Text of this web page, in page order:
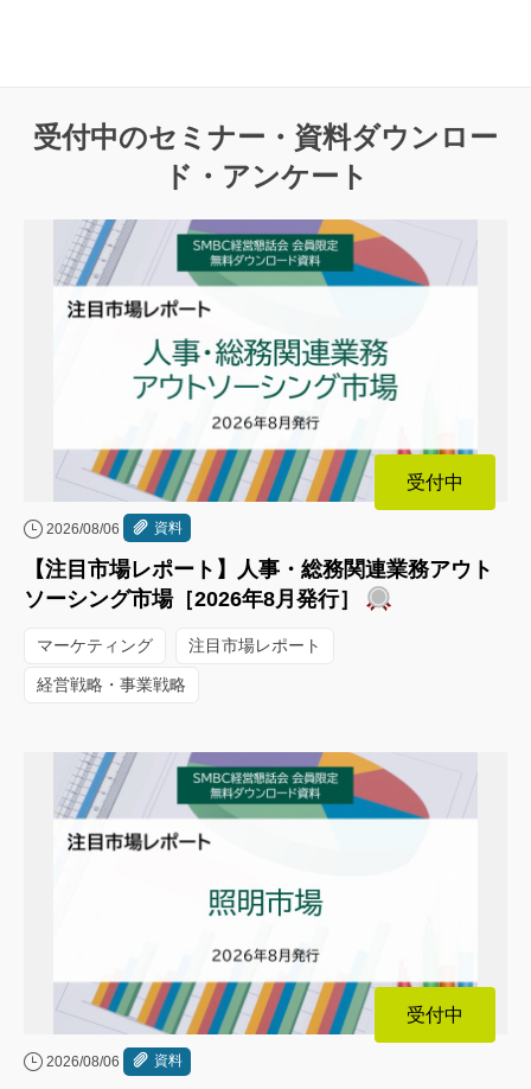
受付中のセミナー・資料ダウンロー
ド・アンケート
受付中
2026/08/06 資料
【注目市場レポート】人事・総務関連業務アウト
ソーシング市場［2026年8月発行］
マーケティング 注目市場レポート
経営戦略・事業戦略
受付中
2026/08/06 資料